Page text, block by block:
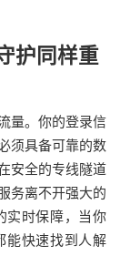
护同样重
量。你的登录信
须具备可靠的数
安全的专线隧道
务离不开强大的
实时保障，当你
能快速找到人解